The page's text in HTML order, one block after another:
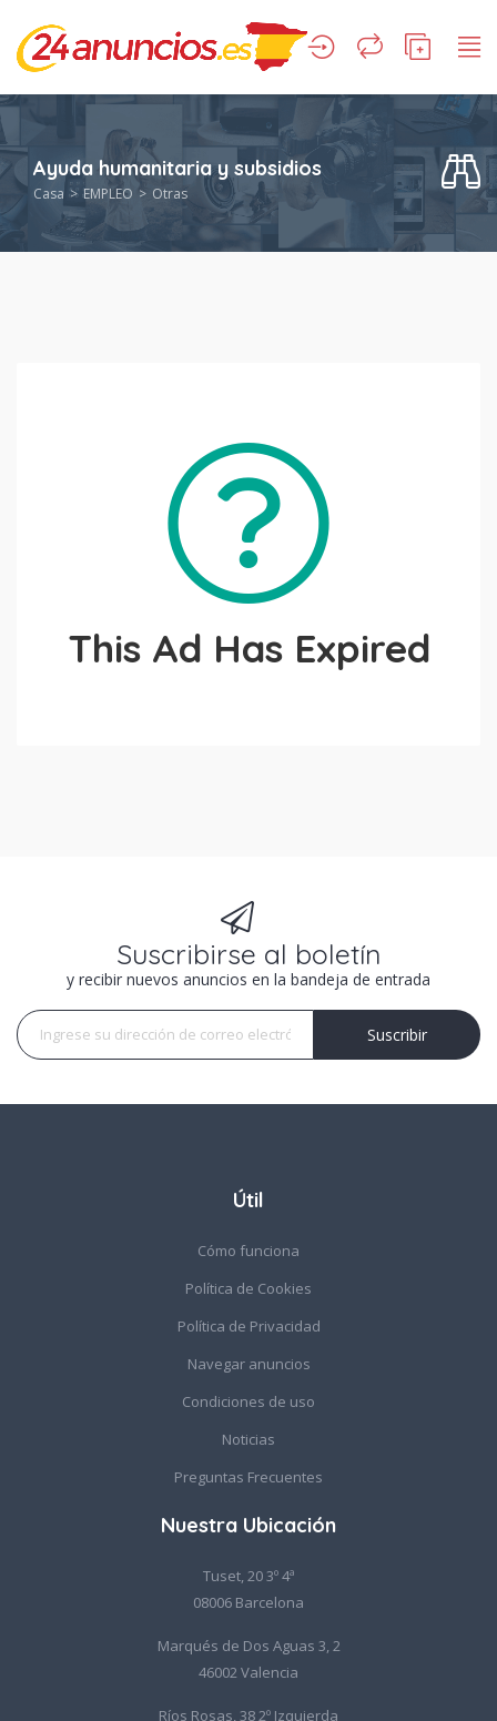
Ayuda humanitaria y subsidios
Casa EMPLEO Otras
This Ad Has Expired
Suscribirse al boletín
y recibir nuevos anuncios en la bandeja de entrada
Suscribir
Útil
Cómo funciona
Política de Cookies
Política de Privacidad
Navegar anuncios
Condiciones de uso
Noticias
Preguntas Frecuentes
Nuestra Ubicación
Tuset, 20 3º 4ª
08006 Barcelona
Marqués de Dos Aguas 3, 2
46002 Valencia
Ríos Rosas, 38 2º Izquierda